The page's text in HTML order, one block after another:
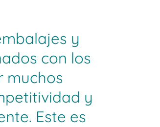
y
con los
muchos
y
Este es